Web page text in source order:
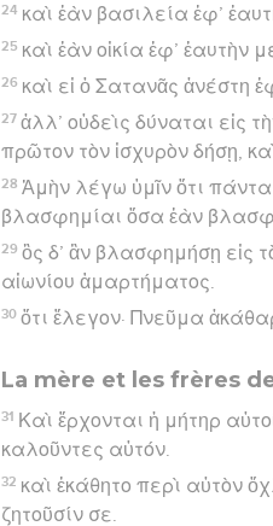
24 καὶ ἐὰν βασιλεία ἐφ’
25 καὶ ἐὰν οἰκία ἐφ’ ἑαυτὴν
26 καὶ εἰ ὁ Σατανᾶς ἀνέστη
27 ἀλλ’ οὐδεὶς δύναται εἰς
πρῶτον τὸν ἰσχυρὸν δήσῃ,
28 Ἀμὴν λέγω ὑμῖν ὅτι
βλασφημίαι ὅσα ἐὰν
29 ὃς δ’ ἂν βλασφημήσῃ εἰς
αἰωνίου ἁμαρτήματος.
30 ὅτι ἔλεγον· Πνεῦμα
La mère et les frères
31 Καὶ ἔρχονται ἡ μήτηρ
καλοῦντες αὐτόν.
32 καὶ ἐκάθητο περὶ αὐτὸν
ζητοῦσίν σε.